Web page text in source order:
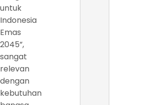
untuk
Indonesia
Emas
2045”,
sangat
relevan
dengan
kebutuhan